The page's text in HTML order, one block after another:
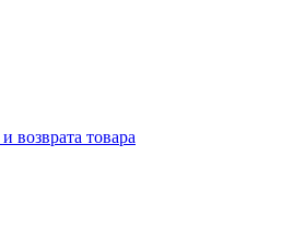
возврата товара